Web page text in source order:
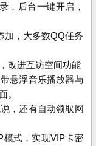
，后台一键开启，
加，大多数QQ任务
改进互访空间功能
悬浮音乐播放器与
。
，还有自动领取网
模式，实现VIP卡密